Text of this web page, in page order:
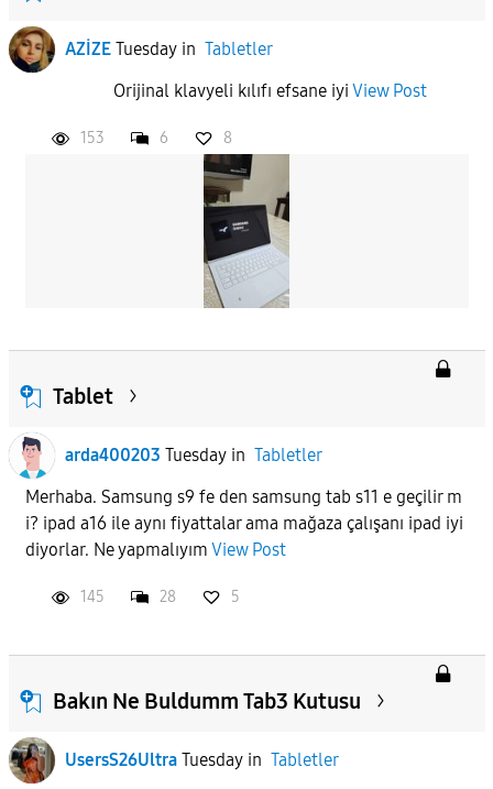
AZİZE Tuesdayin Tabletler
Orijinal klavyeli kılıfı efsane iyi View Post
153 6 8
Tablet
arda400203 Tuesdayin Tabletler
Merhaba. Samsung s9 fe den samsung tab s11 e geçilir m
i? ipad a16 ile aynı fiyattalar ama mağaza çalışanı ipad iyi
diyorlar. Ne yapmalıyım View Post
145 28 5
Bakın Ne Buldumm Tab3 Kutusu
UsersS26Ultra Tuesdayin Tabletler